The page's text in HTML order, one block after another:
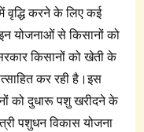
वृद्धि करने के लिए कई
योजनाओं से किसानों को
किसानों को खेती के
कर रही है।इस
को दुधारू पशु खरीदने के
पशुधन विकास योजना